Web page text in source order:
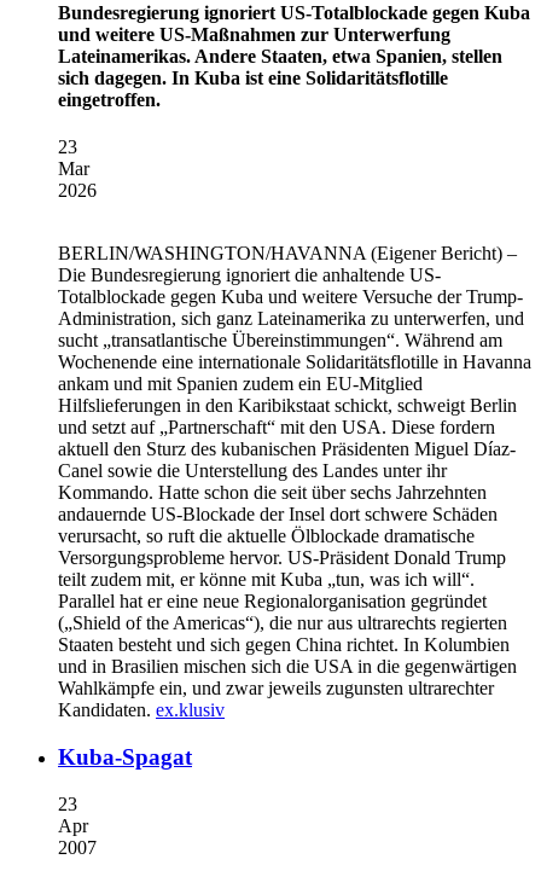
Bundesregierung ignoriert US-Totalblockade gegen Kuba
und weitere US-Maßnahmen zur Unterwerfung
Lateinamerikas. Andere Staaten, etwa Spanien, stellen
sich dagegen. In Kuba ist eine Solidaritätsflotille
eingetroffen.
23
Mar
2026
BERLIN/WASHINGTON/HAVANNA (Eigener Bericht) –
Die Bundesregierung ignoriert die anhaltende US-
Totalblockade gegen Kuba und weitere Versuche der Trump-
Administration, sich ganz Lateinamerika zu unterwerfen, und
sucht „transatlantische Übereinstimmungen“. Während am
Wochenende eine internationale Solidaritätsflotille in Havanna
ankam und mit Spanien zudem ein EU-Mitglied
Hilfslieferungen in den Karibikstaat schickt, schweigt Berlin
und setzt auf „Partnerschaft“ mit den USA. Diese fordern
aktuell den Sturz des kubanischen Präsidenten Miguel Díaz-
Canel sowie die Unterstellung des Landes unter ihr
Kommando. Hatte schon die seit über sechs Jahrzehnten
andauernde US-Blockade der Insel dort schwere Schäden
verursacht, so ruft die aktuelle Ölblockade dramatische
Versorgungsprobleme hervor. US-Präsident Donald Trump
teilt zudem mit, er könne mit Kuba „tun, was ich will“.
Parallel hat er eine neue Regionalorganisation gegründet
(„Shield of the Americas“), die nur aus ultrarechts regierten
Staaten besteht und sich gegen China richtet. In Kolumbien
und in Brasilien mischen sich die USA in die gegenwärtigen
Wahlkämpfe ein, und zwar jeweils zugunsten ultrarechter
Kandidaten. ex.klusiv
Kuba-Spagat
23
Apr
2007